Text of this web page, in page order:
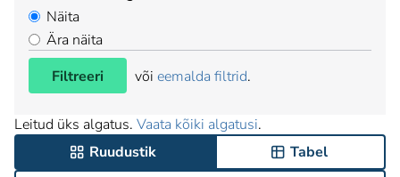
Näita
Ära näita
Filtreeri
või eemalda filtrid.
Leitud üks algatus. Vaata kõiki algatusi.
Ruudustik
Tabel